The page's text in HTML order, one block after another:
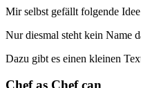
Mir selbst gefällt folgende
Nur diesmal steht kein Name
Dazu gibt es einen kleinen
Chef as Chef can